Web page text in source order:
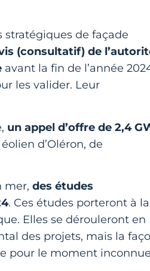
stratégiques de façade
(consultatif) de
avant la fin de l’année
les valider. Leur
un appel d’offre de 2,4
d’Oléron, de
mer, des études
. Ces études porteront à la
Elles se dérouleront en
des projets, mais la
pour le moment